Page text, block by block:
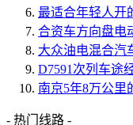
最适合年轻人开
合资车方向盘电
大众油电混合汽
D7591次列车途
南京5年8万公里
- 热门线路 -